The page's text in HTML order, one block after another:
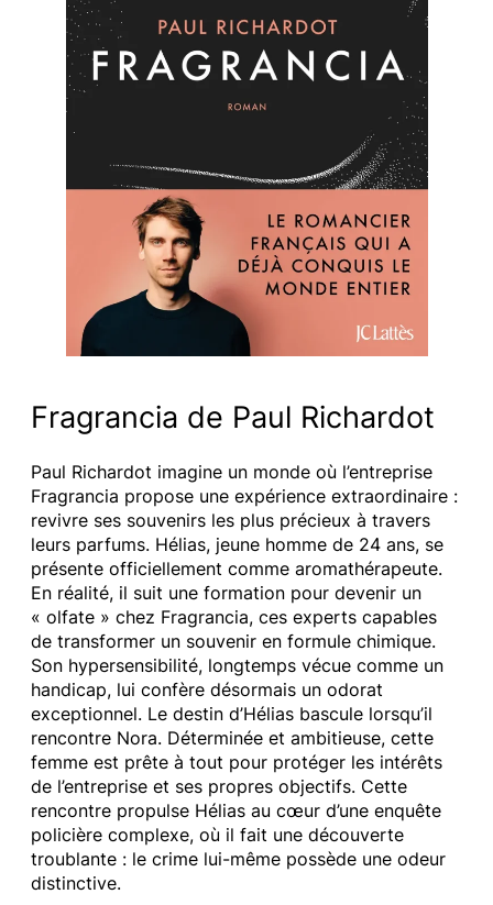
Fragrancia de Paul Richardot
Paul Richardot imagine un monde où l’entreprise
Fragrancia propose une expérience extraordinaire :
revivre ses souvenirs les plus précieux à travers
leurs parfums. Hélias, jeune homme de 24 ans, se
présente officiellement comme aromathérapeute.
En réalité, il suit une formation pour devenir un
« olfate » chez Fragrancia, ces experts capables
de transformer un souvenir en formule chimique.
Son hypersensibilité, longtemps vécue comme un
handicap, lui confère désormais un odorat
exceptionnel. Le destin d’Hélias bascule lorsqu’il
rencontre Nora. Déterminée et ambitieuse, cette
femme est prête à tout pour protéger les intérêts
de l’entreprise et ses propres objectifs. Cette
rencontre propulse Hélias au cœur d’une enquête
policière complexe, où il fait une découverte
troublante : le crime lui-même possède une odeur
distinctive.